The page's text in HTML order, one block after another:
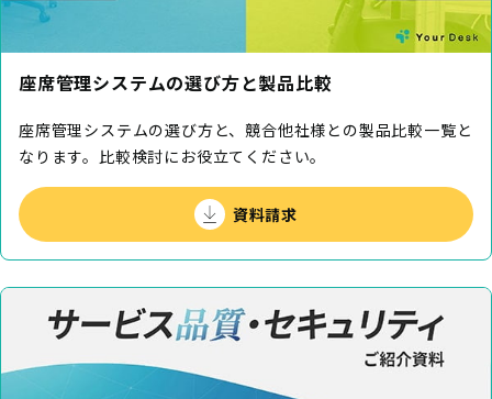
座席管理システムの選び方と製品比較
座席管理システムの選び方と、競合他社様との製品⽐較⼀覧と
なります。⽐較検討にお役⽴てください。
資料請求